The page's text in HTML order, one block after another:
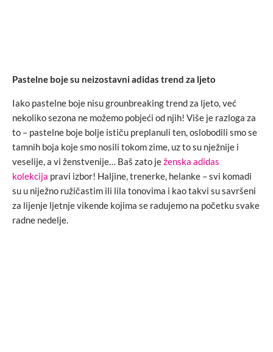
Pastelne boje su neizostavni adidas trend za ljeto
Iako pastelne boje nisu grounbreaking trend za ljeto, već
nekoliko sezona ne možemo pobjeći od njih! Više je razloga za
to – pastelne boje bolje ističu preplanuli ten, oslobodili smo se
tamnih boja koje smo nosili tokom zime, uz to su nježnije i
veselije, a vi ženstvenije… Baš zato ježenska adidas
kolekcija pravi izbor! Haljine, trenerke, helanke – svi komadi
su u niježno ružičastim ili lila tonovima i kao takvi su savršeni
za lijenje ljetnje vikende kojima se radujemo na početku svake
radne nedelje.